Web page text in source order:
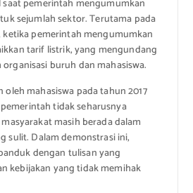
pemerintah mengumumkan
sejumlah sektor. Terutama pada
ketika pemerintah mengumumkan
tarif listrik, yang mengundang
buruh dan mahasiswa.
mahasiswa pada tahun 2017
tidak seharusnya
masih berada dalam
sulit. Dalam demonstrasi ini,
dengan tulisan yang
kebijakan yang tidak memihak